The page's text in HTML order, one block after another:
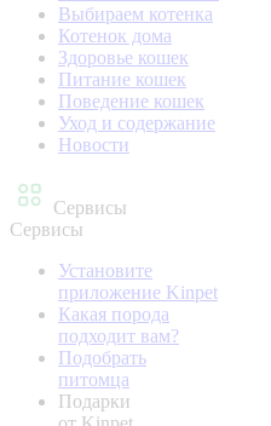
Выбираем котенка
Котенок дома
Здоровье кошек
Питание кошек
Поведение кошек
Уход и содержание
Новости
Сервисы
Сервисы
Установите
приложение Kinpet
Какая порода
подходит вам?
Подобрать
питомца
Подарки